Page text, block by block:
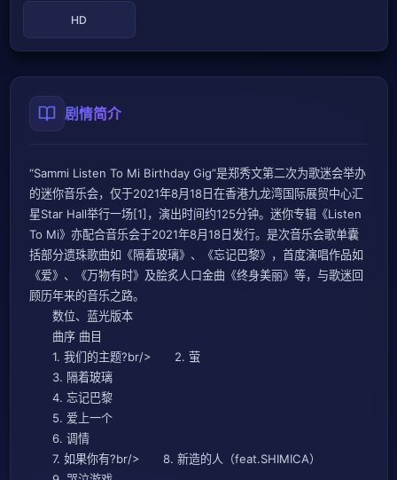
HD
剧情简介
“Sammi Listen To Mi Birthday Gig”是郑秀文第二次为歌迷会举办
的迷你音乐会，仅于2021年8月18日在香港九龙湾国际展贸中心汇
星Star Hall举行一场[1]，演出时间约125分钟。迷你专辑《Listen
To Mi》亦配合音乐会于2021年8月18日发行。是次音乐会歌单囊
括部分遗珠歌曲如《隔着玻璃》、《忘记巴黎》，首度演唱作品如
《爱》、《万物有时》及脍炙人口金曲《终身美丽》等，与歌迷回
顾历年来的音乐之路。
数位、蓝光版本
曲序 曲目
1. 我们的主题?br/> 2. 萤
3. 隔着玻璃
4. 忘记巴黎
5. 爱上一个
6. 调情
7. 如果你有?br/> 8. 新造的人（feat.SHIMICA）